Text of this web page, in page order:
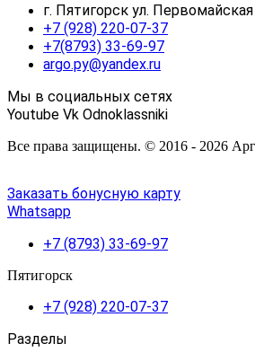
г. Пятигорск ул. Первомайская
+7 (928) 220-07-37
+7(8793) 33-69-97
argo.py@yandex.ru
Мы в социальных сетях
Youtube Vk Odnoklassniki
Все права защищены. © 2016 - 2026
Заказать бонусную карту
Whatsapp
+7 (8793) 33-69-97
Пятигорск
+7 (928) 220-07-37
Разделы